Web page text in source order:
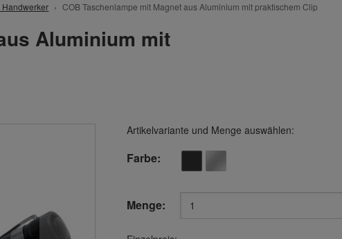
Handwerker COB Taschenlampe mit Magnet aus Aluminium mit praktischem Clip
Aluminium mit
Artikelvariante und Menge auswählen:
Farbe
Menge: